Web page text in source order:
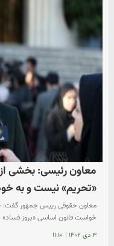
معاون رئیسی: بخشی
«تحریم» نیست و به
معاون حقوقی رییس جمهور گفت:
خواست قانون اساسی «بروز
۳ دی ۱۴۰۲ | ۱۱:۱۰